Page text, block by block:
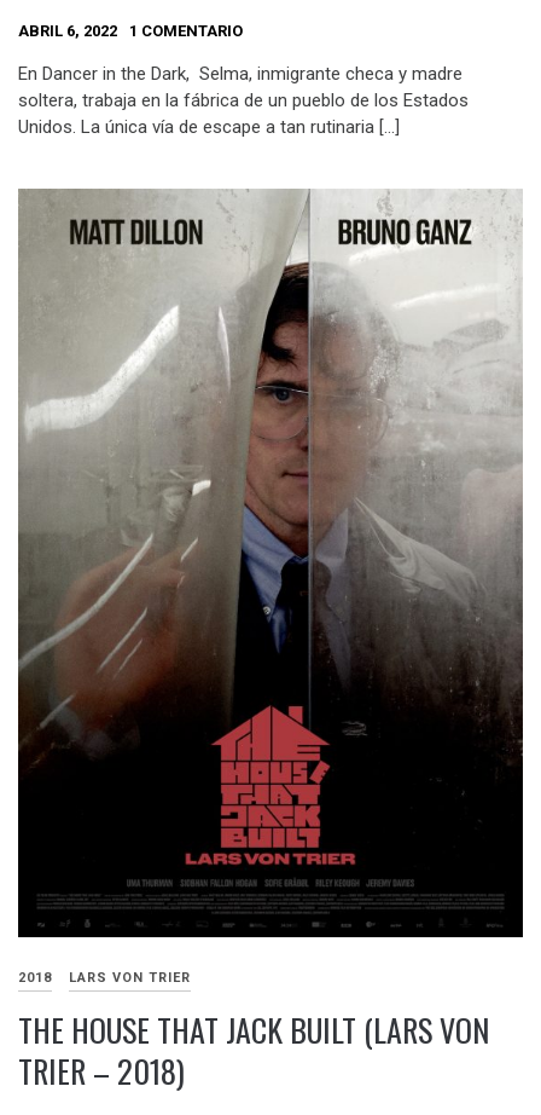
ABRIL 6, 2022 1 COMENTARIO
En Dancer in the Dark, Selma, inmigrante checa y madre
soltera, trabaja en la fábrica de un pueblo de los Estados
Unidos. La única vía de escape a tan rutinaria […]
2018 LARS VON TRIER
THE HOUSE THAT JACK BUILT (LARS VON
TRIER – 2018)